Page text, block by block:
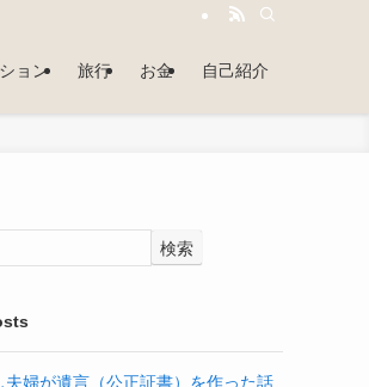
ョン 旅行 お金 自己紹介
検索
夫婦が遺言（公正証書）を作った話